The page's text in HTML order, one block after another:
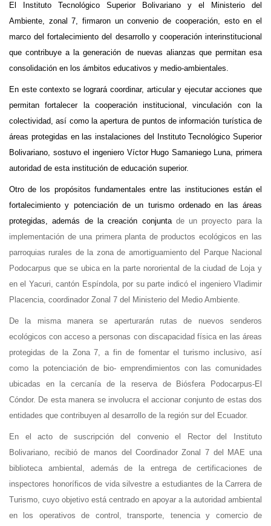
El Instituto Tecnológico Superior Bolivariano y el Ministerio del
Ambiente, zonal 7, firmaron un convenio de cooperación, esto en el
marco del fortalecimiento del desarrollo y cooperación interinstitucional
que contribuye a la generación de nuevas alianzas que permitan esa
consolidación en los ámbitos educativos y medio-ambientales.
En este contexto se logrará coordinar, articular y ejecutar acciones que
permitan fortalecer la cooperación institucional, vinculación con la
colectividad, así como la apertura de puntos de información turística de
áreas protegidas en las instalaciones del Instituto Tecnológico Superior
Bolivariano, sostuvo el ingeniero Víctor Hugo Samaniego Luna, primera
autoridad de esta institución de educación superior.
Otro de los propósitos fundamentales entre las instituciones están el
fortalecimiento y potenciación de un turismo ordenado en las áreas
protegidas, además de la creación conjuntade un proyecto para la
implementación de una primera planta de productos ecológicos en las
parroquias rurales de la zona de amortiguamiento del Parque Nacional
Podocarpus que se ubica en la parte nororiental de la ciudad de Loja y
en el Yacuri, cantón Espíndola, por su parte indicó el ingeniero Vladimir
Placencia, coordinador Zonal 7 del Ministerio del Medio Ambiente.
De la misma manera se aperturarán rutas de nuevos senderos
ecológicos con acceso a personas con discapacidad física en las áreas
protegidas de la Zona 7, a fin de fomentar el turismo inclusivo, así
como la potenciación de bio- emprendimientos con las comunidades
ubicadas en la cercanía de la reserva de Biósfera Podocarpus-El
Cóndor. De esta manera se involucra el accionar conjunto de estas dos
entidades que contribuyen al desarrollo de la región sur del Ecuador.
En el acto de suscripción del convenio el Rector del Instituto
Bolivariano, recibió de manos del Coordinador Zonal 7 del MAE una
biblioteca ambiental, además de la entrega de certificaciones de
inspectores honoríficos de vida silvestre a estudiantes de la Carrera de
Turismo, cuyo objetivo está centrado en apoyar a la autoridad ambiental
en los operativos de control, transporte, tenencia y comercio de